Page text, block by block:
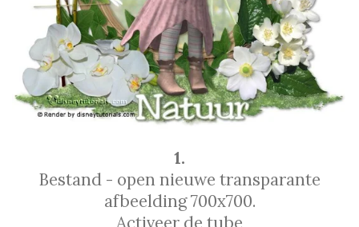
1.
Bestand - open nieuwe transparante
afbeelding 700x700.
Activeer de tube